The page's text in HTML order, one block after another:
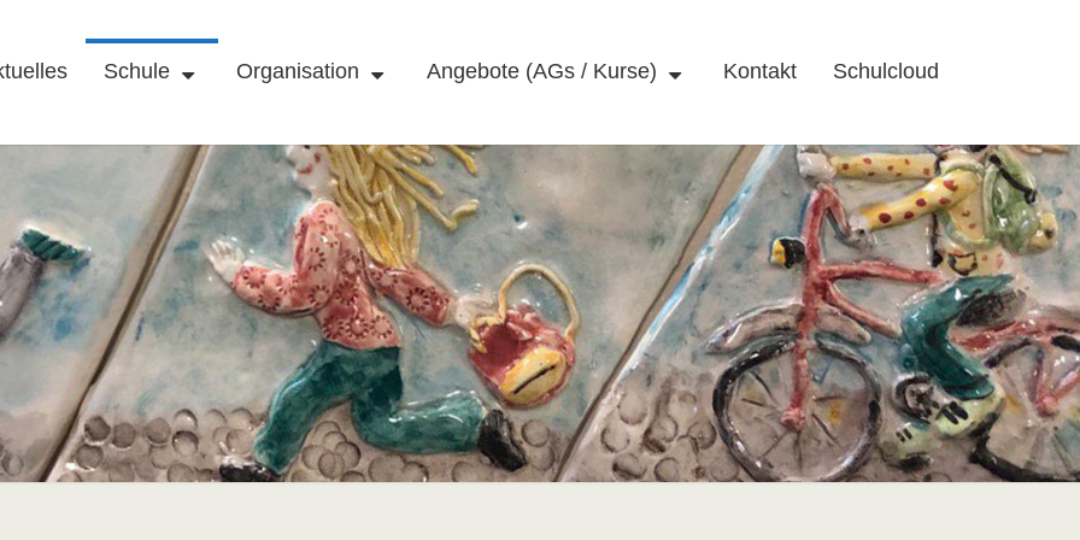
Schule Organisation Angebote (AGs / Kurse) Kontakt Schulcloud